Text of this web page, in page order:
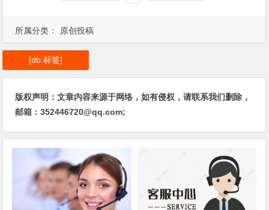
所属分类： 原创投稿
[db:标签]
版权声明：文章内容来源于网络，如有侵权，请联系我们删除，
邮箱：352446720@qq.com;